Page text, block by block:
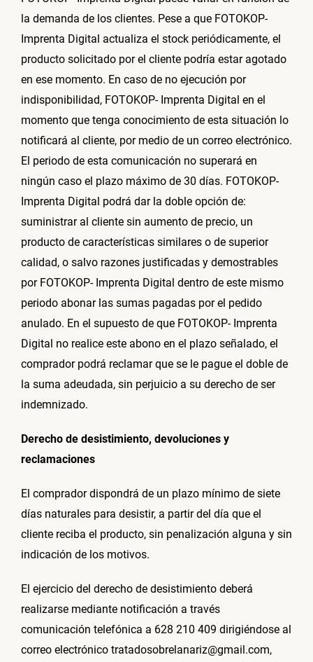
la demanda de los clientes. Pese a que FOTOKOP-
Imprenta Digital actualiza el stock periódicamente, el
producto solicitado por el cliente podría estar agotado
en ese momento. En caso de no ejecución por
indisponibilidad, FOTOKOP- Imprenta Digital en el
momento que tenga conocimiento de esta situación lo
notificará al cliente, por medio de un correo electrónico.
El periodo de esta comunicación no superará en
ningún caso el plazo máximo de 30 días. FOTOKOP-
Imprenta Digital podrá dar la doble opción de:
suministrar al cliente sin aumento de precio, un
producto de características similares o de superior
calidad, o salvo razones justificadas y demostrables
por FOTOKOP- Imprenta Digital dentro de este mismo
periodo abonar las sumas pagadas por el pedido
anulado. En el supuesto de que FOTOKOP- Imprenta
Digital no realice este abono en el plazo señalado, el
comprador podrá reclamar que se le pague el doble de
la suma adeudada, sin perjuicio a su derecho de ser
indemnizado.
Derecho de desistimiento, devoluciones y
reclamaciones
El comprador dispondrá de un plazo mínimo de siete
días naturales para desistir, a partir del día que el
cliente reciba el producto, sin penalización alguna y sin
indicación de los motivos.
El ejercicio del derecho de desistimiento deberá
realizarse mediante notificación a través
comunicación telefónica a 628 210 409 dirigiéndose al
correo electrónico tratadosobrelanariz@gmail.com,